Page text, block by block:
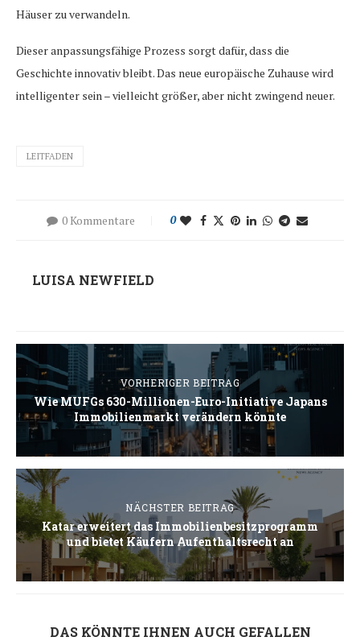
Häuser zu verwandeln.
Dieser anpassungsfähige Prozess sorgt dafür, dass die
Geschichte innovativ bleibt. Das neue europäische Zuhause wird
intelligenter sein – vielleicht größer, aber nicht zwingend neuer.
LEITFADEN
0 Kommentare 0
LUISA NEWFIELD
VORHERIGER BEITRAG
Wie MUFGs 630-Millionen-Euro-Initiative Japans
Immobilienmarkt verändern könnte
NÄCHSTER BEITRAG
Katar erweitert das Immobilienbesitzprogramm
und bietet Käufern Aufenthaltsrecht an
DAS KÖNNTE IHNEN AUCH GEFALLEN